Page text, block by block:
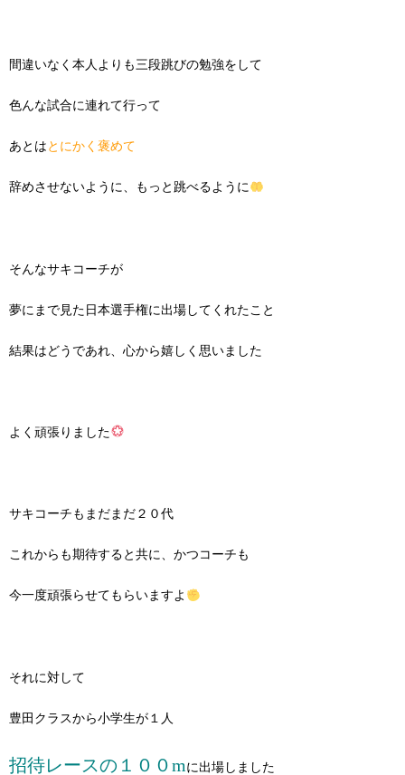
間違いなく本人よりも三段跳びの勉強をして
色んな試合に連れて行って
あとは とにかく褒めて
辞めさせないように、もっと跳べるように
そんなサキコーチが
夢にまで見た日本選手権に出場してくれたこと
結果はどうであれ、心から嬉しく思いました
よく頑張りました
サキコーチもまだまだ２０代
これからも期待すると共に、かつコーチも
今一度頑張らせてもらいますよ
それに対して
豊田クラスから小学生が１人
招待レースの１００m に出場しました